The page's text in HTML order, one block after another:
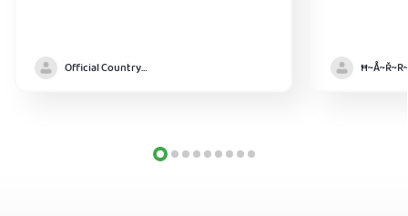
Official Country model